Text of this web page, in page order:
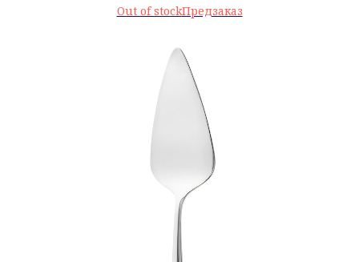
Out of stock